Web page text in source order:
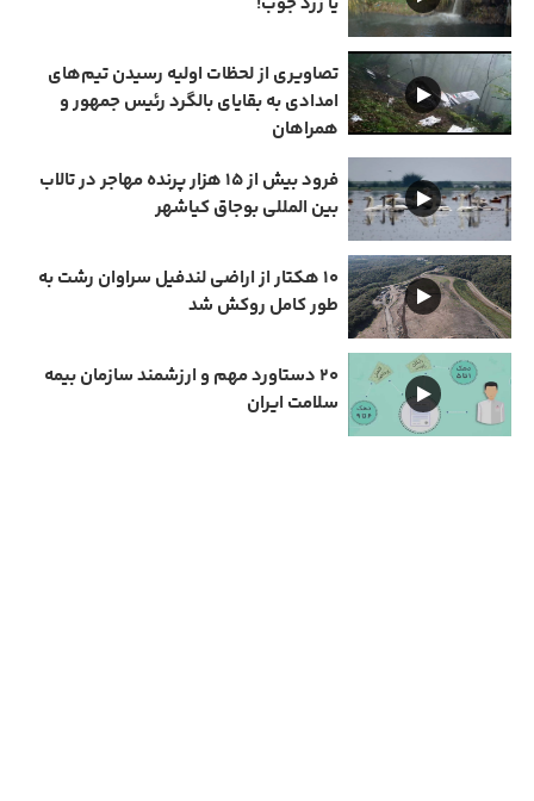
تصاویری از لحظات اولیه رسیدن تیم‌های
امدادی به بقایای بالگرد رئیس جمهور و
همراهان
فرود بیش از ۱۵ هزار پرنده مهاجر در تالاب
بین المللی بوجاق کیاشهر
۱۰ هکتار از اراضی لندفیل سراوان رشت به
طور کامل روکش شد
۲۰ دستاورد مهم و ارزشمند سازمان بیمه
سلامت ایران